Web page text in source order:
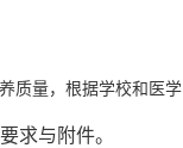
质量，根据学校和医
求与附件。